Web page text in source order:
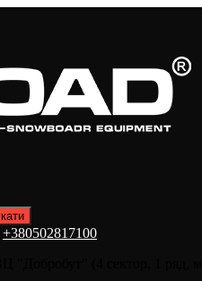
+380502817100